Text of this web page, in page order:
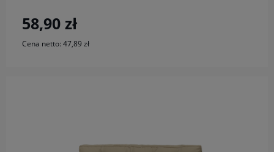
58,90 zł
Cena netto: 47,89 zł